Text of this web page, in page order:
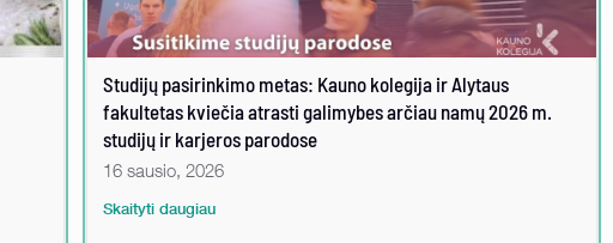
Studijų pasirinkimo metas: Kauno kolegija ir Alytaus
fakultetas kviečia atrasti galimybes arčiau namų 2026 m.
studijų ir karjeros parodose
16 sausio, 2026
Skaityti daugiau